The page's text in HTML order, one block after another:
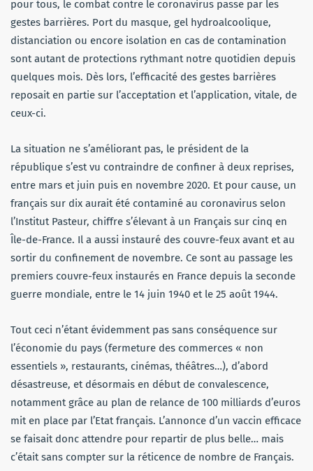
pour tous, le combat contre le coronavirus passe par les
gestes barrières. Port du masque, gel hydroalcoolique,
distanciation ou encore isolation en cas de contamination
sont autant de protections rythmant notre quotidien depuis
quelques mois. Dès lors, l’efficacité des gestes barrières
reposait en partie sur l’acceptation et l’application, vitale, de
ceux-ci.
La situation ne s’améliorant pas, le président de la
république s’est vu contraindre de confiner à deux reprises,
entre mars et juin puis en novembre 2020. Et pour cause, un
français sur dix aurait été contaminé au coronavirus selon
l’Institut Pasteur, chiffre s’élevant à un Français sur cinq en
Île-de-France. Il a aussi instauré des couvre-feux avant et au
sortir du confinement de novembre. Ce sont au passage les
premiers couvre-feux instaurés en France depuis la seconde
guerre mondiale, entre le 14 juin 1940 et le 25 août 1944.
Tout ceci n’étant évidemment pas sans conséquence sur
l’économie du pays (fermeture des commerces « non
essentiels », restaurants, cinémas, théâtres…), d’abord
désastreuse, et désormais en début de convalescence,
notamment grâce au plan de relance de 100 milliards d’euros
mit en place par l’Etat français. L’annonce d’un vaccin efficace
se faisait donc attendre pour repartir de plus belle… mais
c’était sans compter sur la réticence de nombre de Français.